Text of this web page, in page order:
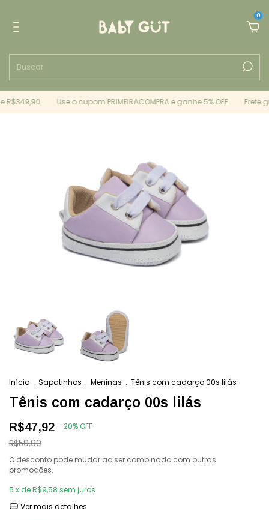
0
Use o cupom PRIMEIRACOMPRA e ganhe 5% OFF Frete
Início . Sapatinhos . Meninas . Tênis com cadarço 00s lilás
Tênis com cadarço 00s lilás
R$47,92 -20%OFF
R$59,90
O desconto pode mudar ao ser combinado com outras
promoções.
5 x deR$9,58 sem juros
Ver mais detalhes